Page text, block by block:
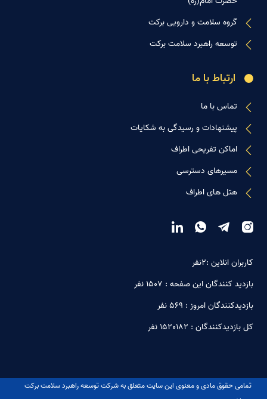
گروه سلامت و دارویی برکت
توسعه راهبرد سلامت برکت
ارتباط با ما
تماس با ما
پیشنهادات و رسیدگی به شکایات
اماکن تفریحی اطراف
مسیرهای دسترسی
هتل های اطراف
کاربران انلاین :2نفر
بازدید کنندگان این صفحه : 1507 نفر
بازدیدکنندگان امروز : 569 نفر
کل بازدیدکنندگان : 1520182 نفر
تمامی حقوق مادی و معنوی این سایت متعلق به شرکت توسعه راهبرد سلامت برکت